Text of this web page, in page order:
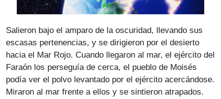
Salieron bajo el amparo de la oscuridad, llevando sus
escasas pertenencias, y se dirigieron por el desierto
hacia el Mar Rojo. Cuando llegaron al mar, el ejército del
Faraón los perseguía de cerca, el pueblo de Moisés
podía ver el polvo levantado por el ejército acercándose.
Miraron al mar frente a ellos y se sintieron atrapados.